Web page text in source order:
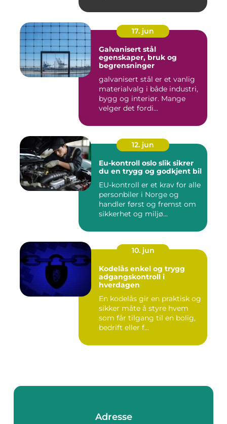
17. jun
Galvanisert stål
egenskaper, bruk og
begrensninger
galvanisert stål er et vanlig
materialvalg i både industri,
bygg og interiør. Mange
velger det fordi...
12. jun
Eu-kontroll oslo slik sikrer
du en trygg og godkjent bil
EU-kontroll er et krav for alle
personbiler i Norge og
handler først og fremst om
sikkerhet og miljø...
10. jun
Kodelås enkel og trygg
adgangskontroll i
hverdagen
En kodelås gir en praktisk og
sikker måte å styre hvem
som får tilgang til en bolig,
bedrift eller f...
Adresse